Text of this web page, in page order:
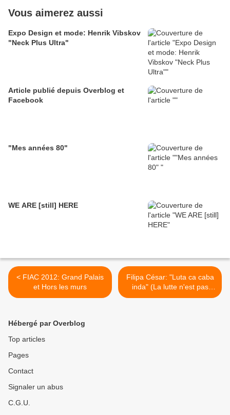
Vous aimerez aussi
Expo Design et mode: Henrik Vibskov
"Neck Plus Ultra"
Article publié depuis Overblog et
Facebook
"Mes années 80"
WE ARE [still] HERE
< FIAC 2012: Grand Palais
et Hors les murs
Filipa César: "Luta ca caba
inda" (La lutte n'est pas
finie) >
Hébergé par Overblog
Top articles
Pages
Contact
Signaler un abus
C.G.U.